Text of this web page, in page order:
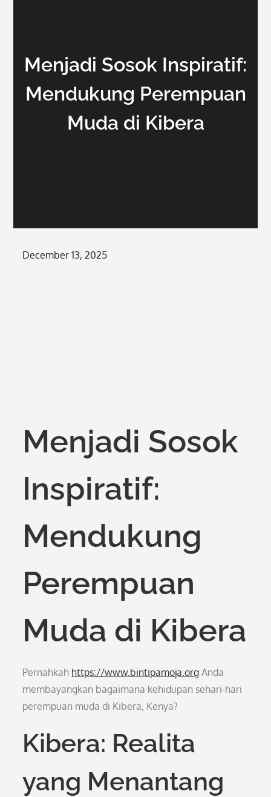
Menjadi Sosok Inspiratif:
Mendukung Perempuan
Muda di Kibera
Posted
December 13, 2025
Menjadi Sosok
Inspiratif:
Mendukung
Perempuan
Muda di Kibera
Pernahkah https://www.bintipamoja.org Anda
membayangkan bagaimana kehidupan sehari-hari
perempuan muda di Kibera, Kenya?
Kibera: Realita
yang Menantang